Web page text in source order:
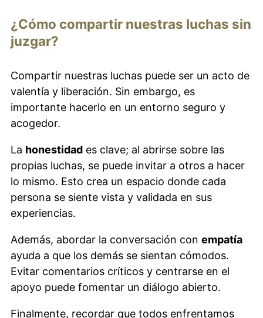
¿Cómo compartir nuestras luchas sin
juzgar?
Compartir nuestras luchas puede ser un acto de
valentía y liberación. Sin embargo, es
importante hacerlo en un entorno seguro y
acogedor.
La honestidad es clave; al abrirse sobre las
propias luchas, se puede invitar a otros a hacer
lo mismo. Esto crea un espacio donde cada
persona se siente vista y validada en sus
experiencias.
Además, abordar la conversación con empatía
ayuda a que los demás se sientan cómodos.
Evitar comentarios críticos y centrarse en el
apoyo puede fomentar un diálogo abierto.
Finalmente, recordar que todos enfrentamos